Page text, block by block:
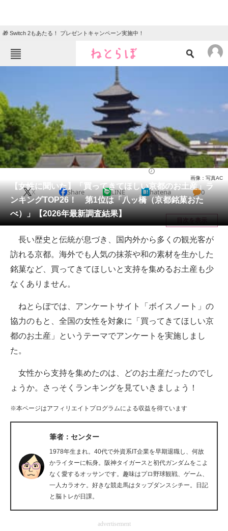
🎁 Switch 2もあたる！ プレゼントキャンペーン実施中！
ニュース
エンタメ クイズ
グルメ 地域
住まい 教育・育児
動物 リサーチ
会員記事
メディア
注目記事を集めた総合ページ
ITの今と未来を見通す
スマホと通信の最新トレンド
ビジネスと働き方のヒント
マーケ×ITの今がよく分かる
企業向けIT製品の総合サイト
IT製品の技術・比較・事例
製造業のIT導入・活用を支援
【女性に聞いた】「買ってきてほしい京都のお土産」ラ
ンキングTOP26！ 第1位は「八ッ橋（京都銘菓おた
べ）」【2026年最新調査結果】
画像：写真AC
X Share LINE hatena 0
目次を表示
長い歴史と伝統が息づき、国内外から多くの観光客が
訪れる京都。海外でも人気の抹茶や和の素材を生かした
銘菓など、買ってきてほしいと支持を集めるお土産も少
なくありません。
ねとらぼでは、アンケートサイト「ボイスノート」の
協力のもと、全国の女性を対象に「買ってきてほしい京
都のお土産」というテーマでアンケートを実施しまし
た。
女性から支持を集めたのは、どのお土産だったのでし
ょうか。さっそくランキングを見ていきましょう！
※本ページはアフィリエイトプログラムによる収益を得ています
筆者：センター
1978年生まれ。40代で外資系IT企業を早期退職し、何故
かライターに転身。阪神タイガースと初代ガンダムをこよ
なく愛するオッサンです。趣味はプロ野球観戦、ゲーム、
一人カラオケ。好きな競走馬はタップダンスシチー。日記
と脳トレが日課。
advertisement